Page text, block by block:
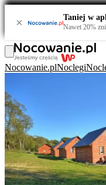
× Taniej w
Nawet 20%
Nocowanie.plNoclegi